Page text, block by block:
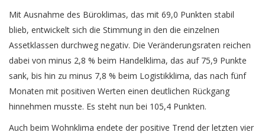
Mit Ausnahme des Büroklimas, das mit 69,0 Punkten stabil
blieb, entwickelt sich die Stimmung in den die einzelnen
Assetklassen durchweg negativ. Die Veränderungsraten reichen
dabei von minus 2,8 % beim Handelklima, das auf 75,9 Punkte
sank, bis hin zu minus 7,8 % beim Logistikklima, das nach fünf
Monaten mit positiven Werten einen deutlichen Rückgang
hinnehmen musste. Es steht nun bei 105,4 Punkten.
Auch beim Wohnklima endete der positive Trend der letzten vier